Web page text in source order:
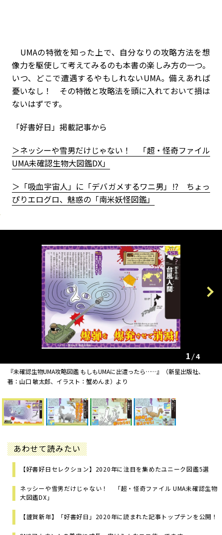
UMAの特徴を知った上で、自分なりの攻略方法を想
像力を駆使して考えてみるのも本書の楽しみ方の一つ。
いつ、どこで遭遇するやもしれないUMA。備えあれば
憂いなし！ その特徴と攻略法を頭に入れておいて損は
ないはずです。
「好書好日」掲載記事から
＞ネッシーや雪男だけじゃない！ 「超・怪奇ファイル
UMA未確認生物大図鑑DX」
＞「吸血宇宙人」に「デバガメするワニ男」!? ちょっ
ぴりエログロ、魅惑の「南米妖怪図鑑」
『未確認生物UMA攻略図鑑 もしもUMAに出遭ったら……』（新星出版社、
著：山口 敏太郎、イラスト：蟹めんま）より
Next
1 4
あわせて読みたい
【好書好日セレクション】2020年に注目を集めたユニーク図鑑5選
ネッシーや雪男だけじゃない！ 「超・怪奇ファイル UMA未確認生物
大図鑑DX」
【謹賀新年】「好書好日」2020年に読まれた記事トップテンを公開！